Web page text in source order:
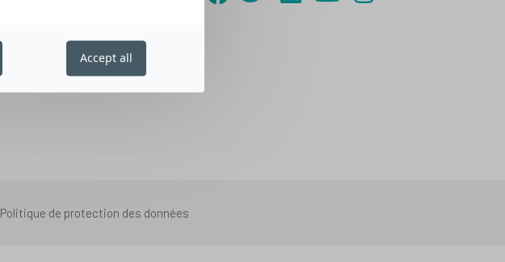
Nous rejoindre
Politique de protection des données
Accept all